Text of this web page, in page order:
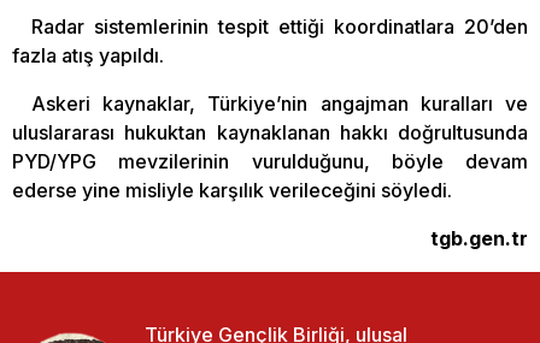
Radar sistemlerinin tespit ettiği koordinatlara 20’den
fazla atış yapıldı.
Askeri kaynaklar, Türkiye’nin angajman kuralları ve
uluslararası hukuktan kaynaklanan hakkı doğrultusunda
PYD/YPG mevzilerinin vurulduğunu, böyle devam
ederse yine misliyle karşılık verileceğini söyledi.
tgb.gen.tr
Türkiye Gençlik Birliği, ulusal